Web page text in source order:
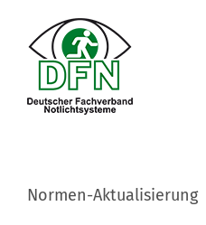
content
Normen-Aktualisierung